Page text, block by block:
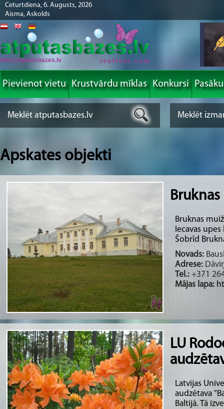
Ceturtdiena, 6. Augusts, 2026
Aisma, Askolds
info@atputasbazes.lv
Pievienot vietu Krustvārdu mīklas Konkursi
Apskates objekti
Bruknas
Iecavas
Šobrīd
Novads:
Adrese:
Tel.: +371
Mājas lapa:
LU
Latvijas
audzētava
Baltijā. Tā